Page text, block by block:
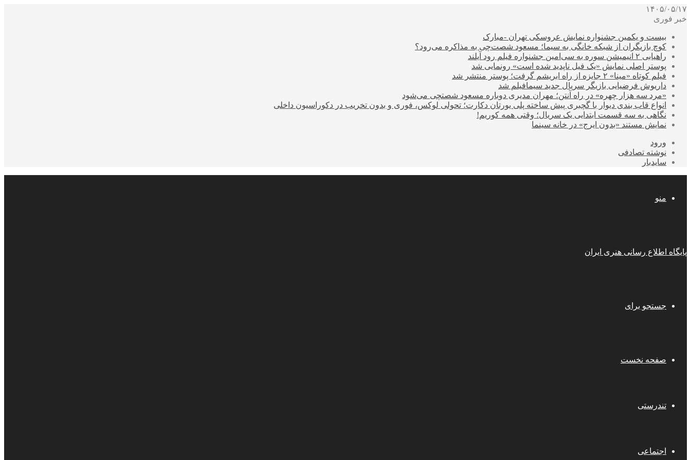
۱۴۰۵/۰۵/۱۷
خبر فوری
بیست و یکمین جشنواره نمایش عروسکی تهران -مبارک
کوچ بازیگران از شبکه خانگی به سیما؛ مسعود شصت‌چی به مذاکره می‌رود؟
راهیابی ۲ انیمیشن سوره به سی‌امین جشنواره فیلم رود آیلند
پوستر اصلی نمایش «یک فیل ناپدید شده است» رونمایی شد
فیلم کوتاه «مینا» ۲ جایزه از راه ابریشم گرفت؛ پوستر منتشر شد
داریوش فرضیایی بازیگر سریال جدید سیمافیلم شد
«مرد سه هزار چهره» در راه آنتن؛ مهران مدیری دوباره مسعود شصتچی می‌شود
انواع قاب بندی دیوار با گچبری پیش ساخته پلی یورتان دکارت؛ تحولی لوکس، فوری و بدون تخریب در دکوراسیون داخلی
نگاهی به سه قسمت ابتدایی یک سریال؛ وقتی همه کوریم!
نمایش مستند «بدون ایرج» در خانه سینما
ورود
نوشته تصادفی
سایدبار
منو
پایگاه اطلاع رسانی هنری ایران
جستجو برای
صفحه نخست
تندرستی
اجتماعی